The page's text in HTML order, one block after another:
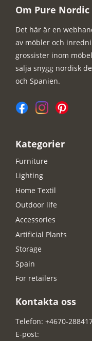
Om Pure Nordic
Det här är en
av möbler och
grossister inom
sälja snygg nordisk
och Spanien.
Kategorier
Furniture
Lighting
Home Textil
Outdoor life
Accessories
Artificial Plants
Storage
Spain
For retailers
Kontakta oss
Telefon: +4670-
E-post: